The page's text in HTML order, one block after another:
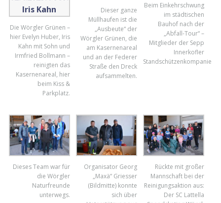
Die Wörgler Grünen –
hier Evelyn Huber, Iris
Kahn mit Sohn und
Irmfried Bollmann –
reinigten das
Kasernenareal, hier
beim Kiss &
Parkplatz.
Dieser ganze
Müllhaufen ist die
„Ausbeute“ der
Wörgler Grünen, die
am Kasernenareal
und an der Federer
Straße den Dreck
aufsammelten.
Beim Einkehrschwung
im städtischen
Bauhof nach der
„Abfall-Tour“ –
Mitglieder der Sepp
Innerkofler
Standschützenkompanie.
Dieses Team war für
die Wörgler
Naturfreunde
unterwegs.
Organisator Georg
„Maxä“ Griesser
(Bildmitte) konnte
sich über
Rückte mit großer
Mannschaft bei der
Reinigungsaktion aus:
Der SC Lattella